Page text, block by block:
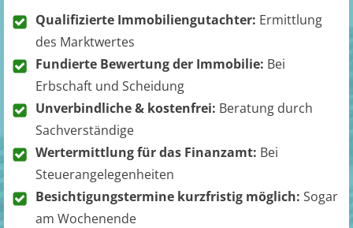
Qualifizierte Immobiliengutachter: Ermittlung
des Marktwertes
Fundierte Bewertung der Immobilie: Bei
Erbschaft und Scheidung
Unverbindliche & kostenfrei: Beratung durch
Sachverständige
Wertermittlung für das Finanzamt: Bei
Steuerangelegenheiten
Besichtigungstermine kurzfristig möglich: Sogar
am Wochenende